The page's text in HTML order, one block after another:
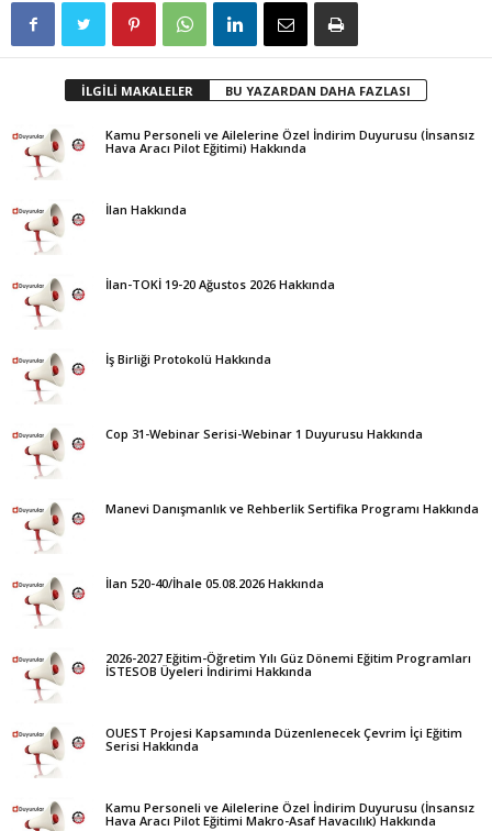
İLGİLİ MAKALELER BU YAZARDAN DAHA FAZLASI
Kamu Personeli ve Ailelerine Özel İndirim Duyurusu (İnsansız
Hava Aracı Pilot Eğitimi) Hakkında
İlan Hakkında
İlan-TOKİ 19-20 Ağustos 2026 Hakkında
İş Birliği Protokolü Hakkında
Cop 31-Webinar Serisi-Webinar 1 Duyurusu Hakkında
Manevi Danışmanlık ve Rehberlik Sertifika Programı Hakkında
İlan 520-40/İhale 05.08.2026 Hakkında
2026-2027 Eğitim-Öğretim Yılı Güz Dönemi Eğitim Programları
İSTESOB Üyeleri İndirimi Hakkında
OUEST Projesi Kapsamında Düzenlenecek Çevrim İçi Eğitim
Serisi Hakkında
Kamu Personeli ve Ailelerine Özel İndirim Duyurusu (İnsansız
Hava Aracı Pilot Eğitimi Makro-Asaf Havacılık) Hakkında